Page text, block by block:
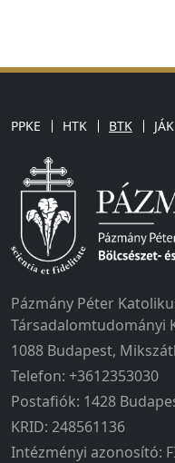
PPKE HTK BTK JÁK
Pázmány Péter
Társadalomtudományi
1088 Budapest,
Telefon: +3612353030
Postafiók: 1428
KRID: 248561136
Intézményi azonosító: